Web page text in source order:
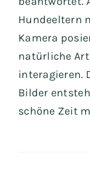
Hundeeltern
Kamera
natürliche
interagieren.
Bilder
schöne Zeit